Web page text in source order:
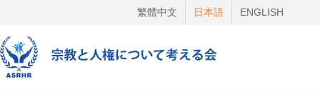
content
繁體中文 日本語 ENGLISH